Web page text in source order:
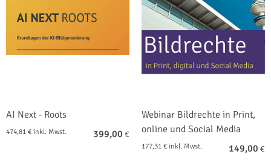
AI Next - Roots
474,81 € inkl. Mwst. 399,00 €
Webinar Bildrechte in Print,
online und Social Media
177,31 € inkl. Mwst. 149,00 €